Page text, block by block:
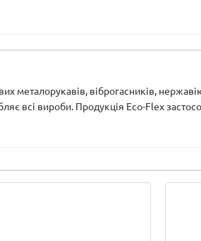
віброгасників,
всі вироби. Продукція Eco-Flex